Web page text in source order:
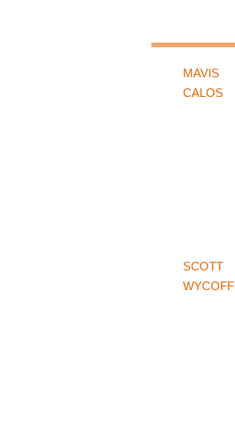
MAVIS
CALOS
SCOTT
WYCOFF